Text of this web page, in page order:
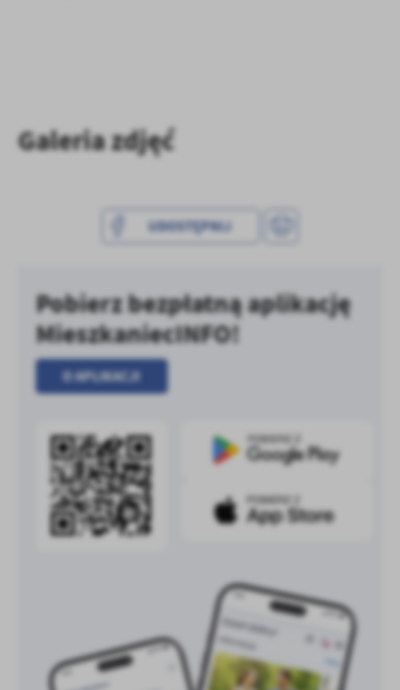
Galeria zdjęć
UDOSTĘPNIJ
Pobierz bezpłatną aplikację
MieszkaniecINFO!
O APLIKACJI